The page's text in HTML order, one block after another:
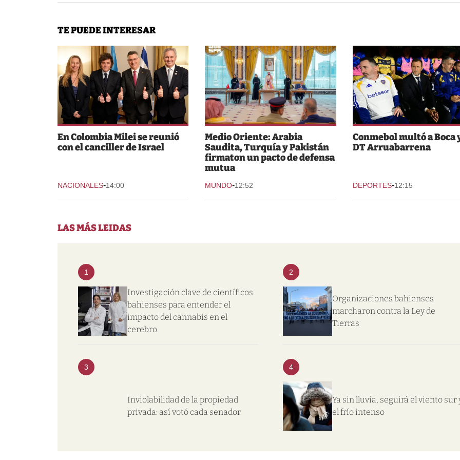
TE PUEDE INTERESAR
En Colombia Milei se reunió
con el canciller de Israel
NACIONALES-14:00
Medio Oriente: Arabia
Saudita, Turquía y Pakistán
firmaton un pacto de defensa
mutua
MUNDO-12:52
Conmebol multó a Boca
DT Arruabarrena
DEPORTES-12:15
LAS MÁS LEIDAS
1
Investigación clave de científicos
bahienses para entender el
impacto del cannabis en el
cerebro
2
Organizaciones bahienses
marcharon contra la Ley de
Tierras
3
Inviolabilidad de la propiedad
privada: así votó cada senador
4
Ya sin lluvia, seguirá el viento sur
el frío intenso